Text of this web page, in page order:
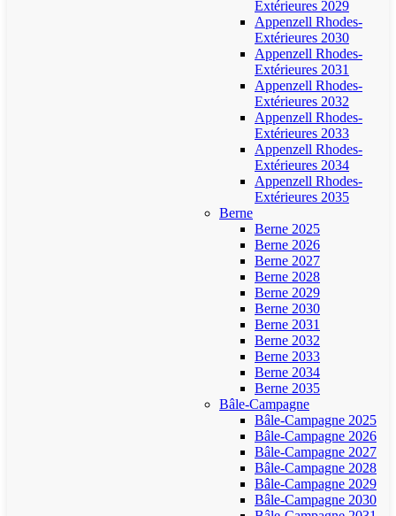
Extérieures 2029
Appenzell Rhodes-
Extérieures 2030
Appenzell Rhodes-
Extérieures 2031
Appenzell Rhodes-
Extérieures 2032
Appenzell Rhodes-
Extérieures 2033
Appenzell Rhodes-
Extérieures 2034
Appenzell Rhodes-
Extérieures 2035
Berne
Berne 2025
Berne 2026
Berne 2027
Berne 2028
Berne 2029
Berne 2030
Berne 2031
Berne 2032
Berne 2033
Berne 2034
Berne 2035
Bâle-Campagne
Bâle-Campagne 2025
Bâle-Campagne 2026
Bâle-Campagne 2027
Bâle-Campagne 2028
Bâle-Campagne 2029
Bâle-Campagne 2030